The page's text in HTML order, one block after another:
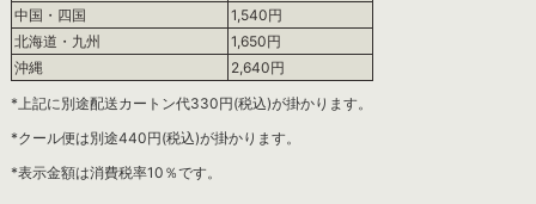
中国・四国
1,540円
北海道・九州
1,650円
沖縄
2,640円
*上記に別途配送カートン代330円(税込)が掛かります。
*クール便は別途440円(税込)が掛かります。
*表示金額は消費税率10％です。